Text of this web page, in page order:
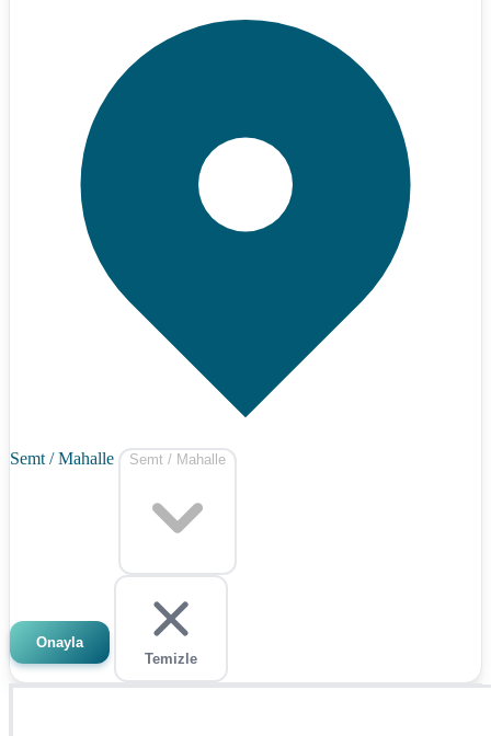
Semt / Mahalle Semt / Mahalle
Onayla
Temizle